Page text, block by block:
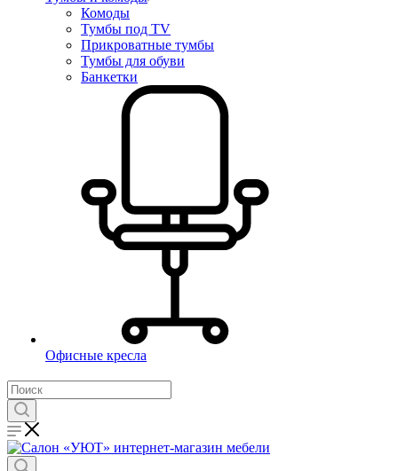
Комоды
Тумбы под TV
Прикроватные тумбы
Тумбы для обуви
Банкетки
Офисные кресла